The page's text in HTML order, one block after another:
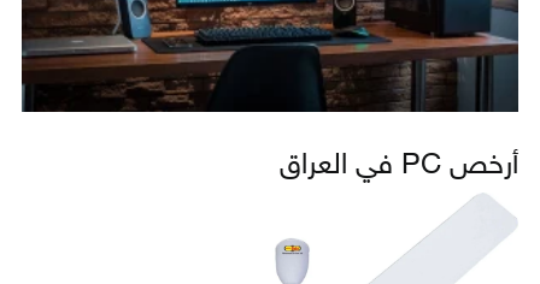
أرخص PC في العراق